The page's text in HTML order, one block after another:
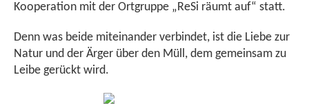
Kooperation mit der Ortgruppe „ReSi räumt auf“ statt.
Denn was beide miteinander verbindet, ist die Liebe zur
Natur und der Ärger über den Müll, dem gemeinsam zu
Leibe gerückt wird.